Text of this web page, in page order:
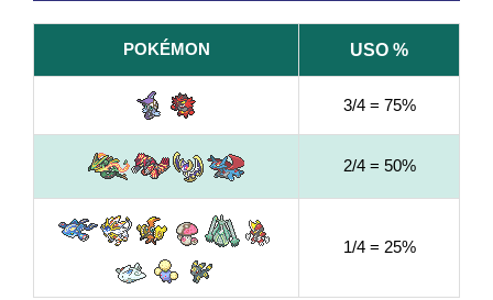
POKÉMON USO %
3/4 = 75%
2/4 = 50%
1/4 = 25%